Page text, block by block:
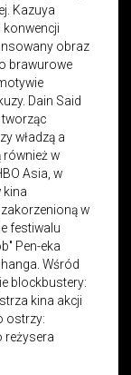
Kazuya
konwencji
obraz
brawurowe
Dain Said
tworząc
władzą a
również w
Asia, w
kina
w
festiwalu
Pen-eka
Wśród
blockbustery:
kina akcji
ostrzy:
reżysera